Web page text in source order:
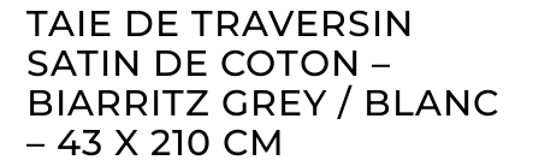
TAIE DE TRAVERSIN
SATIN DE COTON –
BIARRITZ GREY / BLANC
– 43 X 210 CM